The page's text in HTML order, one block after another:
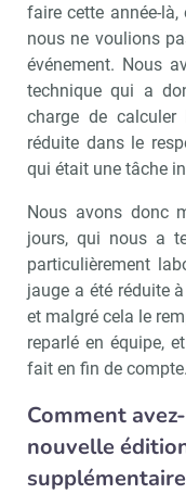
faire cette année-
nous ne voulions
événement. Nous
technique qui a
charge de
réduite dans le
qui était une tâche
Nous avons donc
jours, qui nous a
particulièrement
jauge a été réduite
et malgré cela le
reparlé en équipe,
fait en fin de compte.
Comment
nouvelle